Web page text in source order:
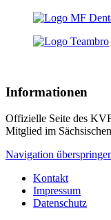
Informationen
Offizielle Seite des
Mitglied im
Navigation
Kontakt
Impressum
Datenschutz